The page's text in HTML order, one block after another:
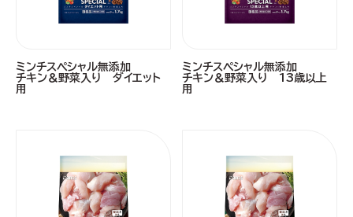
ミンチスペシャル無添加
チキン＆野菜入り ダイエット
用
ミンチスペシャル無添加
チキン＆野菜入り 13歳以上
用